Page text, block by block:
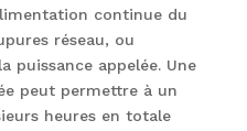
continue du
réseau, ou
puissance appelée. Une
peut permettre à un
heures en totale